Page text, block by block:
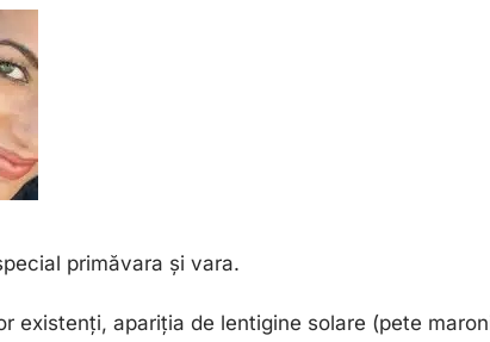
primăvara și vara.
apariția de lentigine solare (pete